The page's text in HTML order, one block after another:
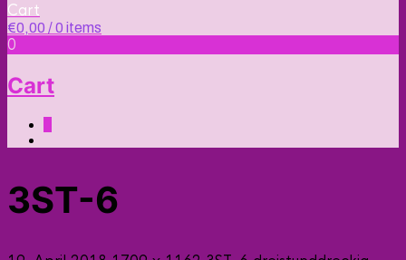
Cart
€0,00 / 0 items
0
Cart
3ST-6